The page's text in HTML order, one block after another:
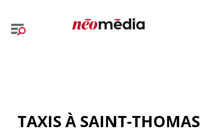
TAXIS À SAINT-THOMAS